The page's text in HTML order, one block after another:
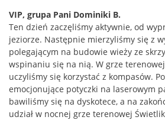
VIP, grupa Pani Dominiki B.
Ten dzień zaczęliśmy aktywnie, od
jeziorze. Następnie mierzyliśmy się z
polegającym na budowie wieży ze
wspinaniu się na nią. W grze
uczyliśmy się korzystać z kompasów.
emocjonujące potyczki na laserowym
bawiliśmy się na dyskotece, a na
udział w nocnej grze terenowej